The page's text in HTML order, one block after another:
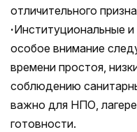
отличительного
·Институциональные
особое внимание
времени простоя,
соблюдению
важно для НПО,
готовности.